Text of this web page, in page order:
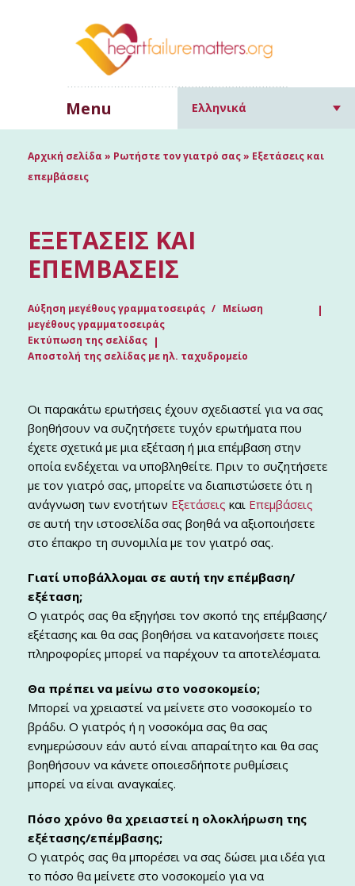
Menu Ελληνικά
Αρχική σελίδα » Ρωτήστε τον γιατρό σας» Εξετάσεις και
επεμβάσεις
ΕΞΕΤΆΣΕΙΣ ΚΑΙ
ΕΠΕΜΒΆΣΕΙΣ
Αύξηση μεγέθους γραμματοσειράς
Μείωση
μεγέθους γραμματοσειράς
Εκτύπωση της σελίδας
Αποστολή της σελίδας με ηλ. ταχυδρομείο
Οι παρακάτω ερωτήσεις έχουν σχεδιαστεί για να σας
βοηθήσουν να συζητήσετε τυχόν ερωτήματα που
έχετε σχετικά με μια εξέταση ή μια επέμβαση στην
οποία ενδέχεται να υποβληθείτε. Πριν το συζητήσετε
με τον γιατρό σας, μπορείτε να διαπιστώσετε ότι η
ανάγνωση των ενοτήτων Εξετάσεις και Επεμβάσεις
σε αυτή την ιστοσελίδα σας βοηθά να αξιοποιήσετε
στο έπακρο τη συνομιλία με τον γιατρό σας.
Γιατί υποβάλλομαι σε αυτή την επέμβαση/
εξέταση;
Ο γιατρός σας θα εξηγήσει τον σκοπό της επέμβασης/
εξέτασης και θα σας βοηθήσει να κατανοήσετε ποιες
πληροφορίες μπορεί να παρέχουν τα αποτελέσματα.
Θα πρέπει να μείνω στο νοσοκομείο;
Μπορεί να χρειαστεί να μείνετε στο νοσοκομείο το
βράδυ. Ο γιατρός ή η νοσοκόμα σας θα σας
ενημερώσουν εάν αυτό είναι απαραίτητο και θα σας
βοηθήσουν να κάνετε οποιεσδήποτε ρυθμίσεις
μπορεί να είναι αναγκαίες.
Πόσο χρόνο θα χρειαστεί η ολοκλήρωση της
εξέτασης/επέμβασης;
Ο γιατρός σας θα μπορέσει να σας δώσει μια ιδέα για
το πόσο θα μείνετε στο νοσοκομείο για να